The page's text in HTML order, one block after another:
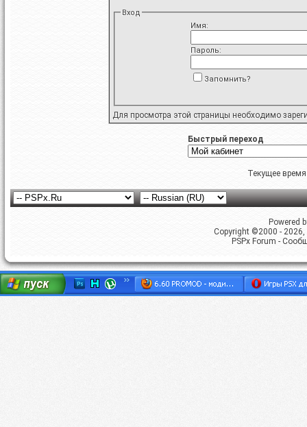
Вход
Имя:
Пароль:
Запомнить?
Для просмотра этой страницы необходимо
Быстрый переход
Текущее
Powered
Copyright ©2000 -
PSPx Forum -